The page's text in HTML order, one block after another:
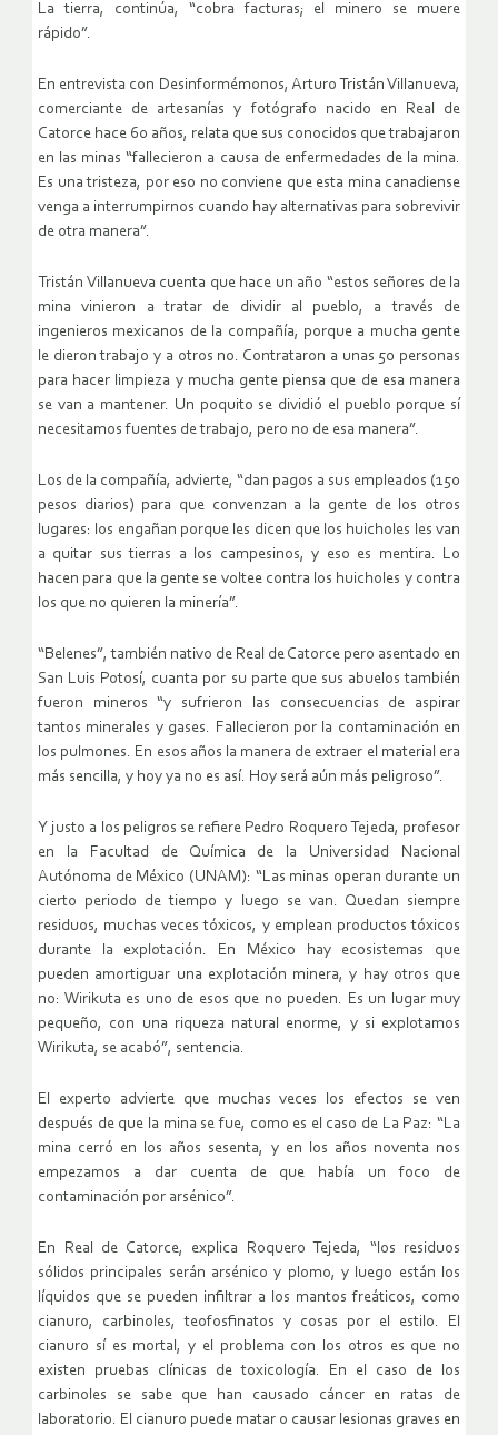
La tierra, continúa, “cobra facturas; el minero se muere
rápido”.
En entrevista con Desinformémonos, Arturo Tristán Villanueva,
comerciante de artesanías y fotógrafo nacido en Real de
Catorce hace 60 años, relata que sus conocidos que trabajaron
en las minas “fallecieron a causa de enfermedades de la mina.
Es una tristeza, por eso no conviene que esta mina canadiense
venga a interrumpirnos cuando hay alternativas para sobrevivir
de otra manera”.
Tristán Villanueva cuenta que hace un año “estos señores de la
mina vinieron a tratar de dividir al pueblo, a través de
ingenieros mexicanos de la compañía, porque a mucha gente
le dieron trabajo y a otros no. Contrataron a unas 50 personas
para hacer limpieza y mucha gente piensa que de esa manera
se van a mantener. Un poquito se dividió el pueblo porque sí
necesitamos fuentes de trabajo, pero no de esa manera”.
Los de la compañía, advierte, “dan pagos a sus empleados (150
pesos diarios) para que convenzan a la gente de los otros
lugares: los engañan porque les dicen que los huicholes les van
a quitar sus tierras a los campesinos, y eso es mentira. Lo
hacen para que la gente se voltee contra los huicholes y contra
los que no quieren la minería”.
“Belenes”, también nativo de Real de Catorce pero asentado en
San Luis Potosí, cuanta por su parte que sus abuelos también
fueron mineros “y sufrieron las consecuencias de aspirar
tantos minerales y gases. Fallecieron por la contaminación en
los pulmones. En esos años la manera de extraer el material era
más sencilla, y hoy ya no es así. Hoy será aún más peligroso”.
Y justo a los peligros se refiere Pedro Roquero Tejeda, profesor
en la Facultad de Química de la Universidad Nacional
Autónoma de México (UNAM): “Las minas operan durante un
cierto periodo de tiempo y luego se van. Quedan siempre
residuos, muchas veces tóxicos, y emplean productos tóxicos
durante la explotación. En México hay ecosistemas que
pueden amortiguar una explotación minera, y hay otros que
no: Wirikuta es uno de esos que no pueden. Es un lugar muy
pequeño, con una riqueza natural enorme, y si explotamos
Wirikuta, se acabó”, sentencia.
El experto advierte que muchas veces los efectos se ven
después de que la mina se fue, como es el caso de La Paz: “La
mina cerró en los años sesenta, y en los años noventa nos
empezamos a dar cuenta de que había un foco de
contaminación por arsénico”.
En Real de Catorce, explica Roquero Tejeda, “los residuos
sólidos principales serán arsénico y plomo, y luego están los
líquidos que se pueden infiltrar a los mantos freáticos, como
cianuro, carbinoles, teofosfinatos y cosas por el estilo. El
cianuro sí es mortal, y el problema con los otros es que no
existen pruebas clínicas de toxicología. En el caso de los
carbinoles se sabe que han causado cáncer en ratas de
laboratorio. El cianuro puede matar o causar lesionas graves en